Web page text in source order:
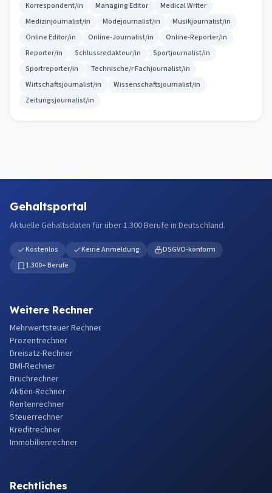
Korrespondent/in
Managing Editor
Medical Writer
Medizinjournalist/in
Modejournalist/in
Musikjournalist/in
Online Editor/in
Online-Journalist/in
Online-Reporter/in
Reporter/in
Schlussredakteur/in
Sportjournalist/in
Sportreporter/in
Technische/r Fachjournalist/in
Wirtschaftsjournalist/in
Wissenschaftsjournalist/in
Zeitungsjournalist/in
Gehaltsportal
Aktuelle Gehaltsdaten für über 1.300 Berufe in Deutschland.
Kostenlos Keine Anmeldung
DSGVO-konform
1.300+ Berufe
Weitere Rechner
Mehrwertsteuer Rechner
Prozentrechner
Dreisatz-Rechner
BMI-Rechner
Bruchrechner
Aktien-Rechner
Rentenrechner
Steuerrechner
Kreditrechner
Immobilienrechner
Rechtliches